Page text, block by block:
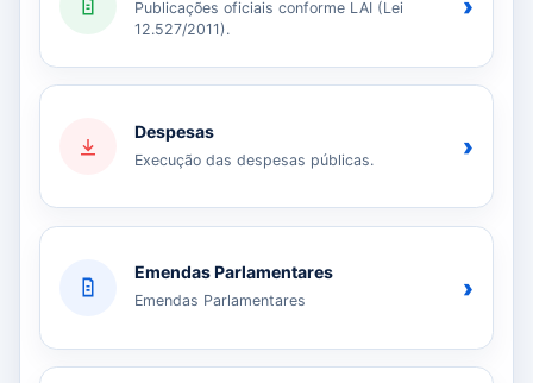
Publicações oficiais conforme LAI (Lei
12.527/2011).
Despesas
Execução das despesas públicas. ›
Emendas Parlamentares
Emendas Parlamentares ›